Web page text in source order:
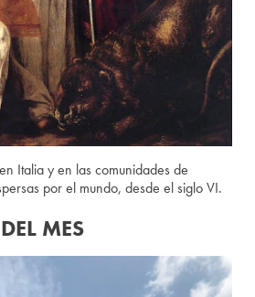
Italia y en las comunidades de
por el mundo, desde el siglo VI.
MES